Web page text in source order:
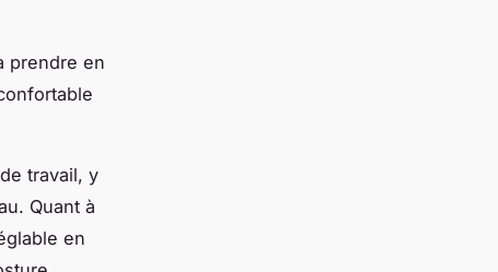
prendre en
travail, y
Quant à
en